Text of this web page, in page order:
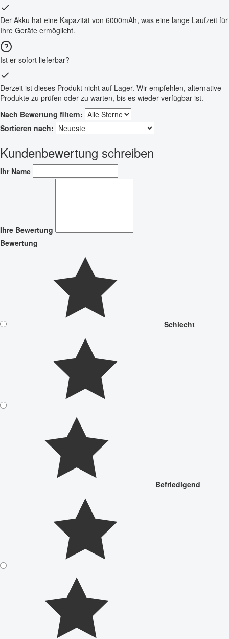
Der Akku hat eine Kapazität von 6000mAh, was eine lange Laufzeit für
Ihre Geräte ermöglicht.
Ist er sofort lieferbar?
Derzeit ist dieses Produkt nicht auf Lager. Wir empfehlen, alternative
Produkte zu prüfen oder zu warten, bis es wieder verfügbar ist.
Nach Bewertung filtern:
Sortieren nach:
Kundenbewertung schreiben
Ihr Name
Ihre Bewertung
Bewertung
Schlecht
Befriedigend